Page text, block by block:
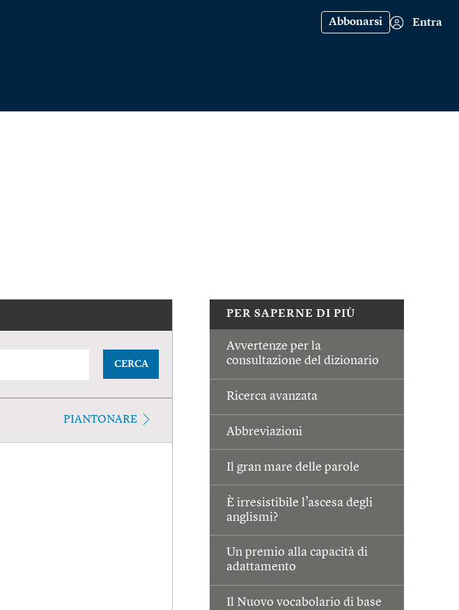
Abbonarsi Entra
PER SAPERNE DI PIÙ
Avvertenze per la
consultazione del dizionario
Ricerca avanzata
Abbreviazioni
Il gran mare delle parole
È irresistibile l’ascesa degli
anglismi?
Un premio alla capacità di
adattamento
Il Nuovo vocabolario di base
CERCA
PIANTONARE